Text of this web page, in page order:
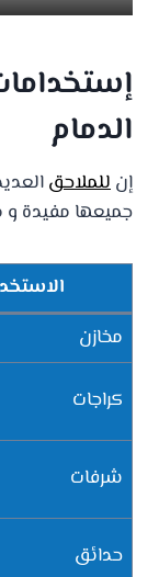
الدمام
إنللملاحق
جميعها مفيدة و
مخازن
كراجات
شرفات
حدائق